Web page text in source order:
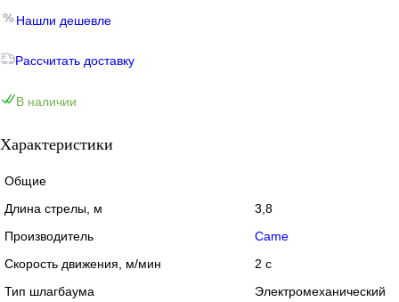
Нашли дешевле
Рассчитать доставку
В наличии
Характеристики
Общие
Длина стрелы, м
3,8
Производитель
Came
Скорость движения, м/мин
2 с
Тип шлагбаума
Электромеханический